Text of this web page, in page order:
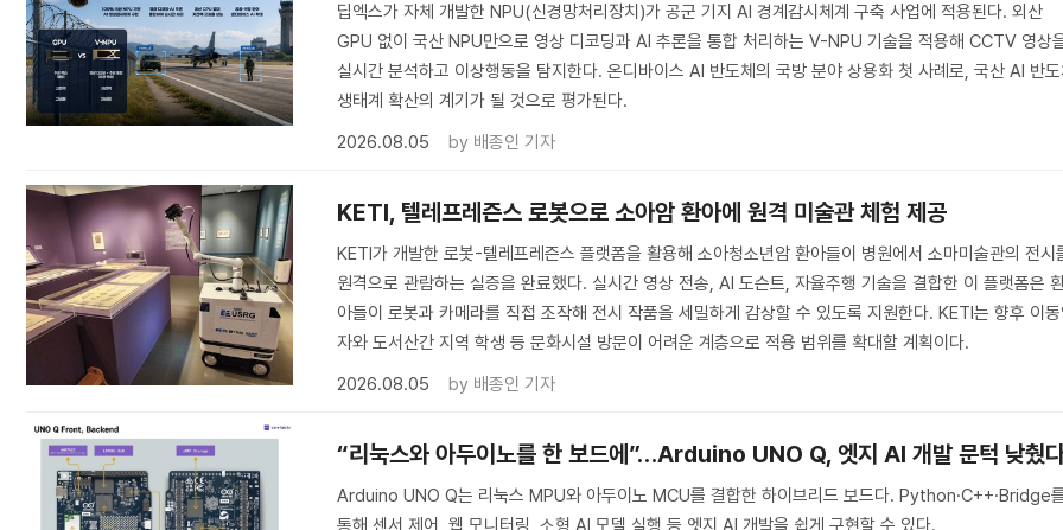
딥엑스가 자체 개발한 NPU(신경망처리장치)가 공군 기지 AI 경계감시체계 구축 사업에 적용된다. 외산
GPU 없이 국산 NPU만으로 영상 디코딩과 AI 추론을 통합 처리하는 V-NPU 기술을 적용해 CCTV 영상
실시간 분석하고 이상행동을 탐지한다. 온디바이스 AI 반도체의 국방 분야 상용화 첫 사례로, 국산 AI 반도
생태계 확산의 계기가 될 것으로 평가된다.
2026.08.05
by 배종인 기자
KETI, 텔레프레즌스 로봇으로 소아암 환아에 원격 미술관 체험 제공
KETI가 개발한 로봇-텔레프레즌스 플랫폼을 활용해 소아청소년암 환아들이 병원에서 소마미술관의 전시
원격으로 관람하는 실증을 완료했다. 실시간 영상 전송, AI 도슨트, 자율주행 기술을 결합한 이 플랫폼은
아들이 로봇과 카메라를 직접 조작해 전시 작품을 세밀하게 감상할 수 있도록 지원한다. KETI는 향후 이
자와 도서산간 지역 학생 등 문화시설 방문이 어려운 계층으로 적용 범위를 확대할 계획이다.
2026.08.05
by 배종인 기자
“리눅스와 아두이노를 한 보드에”…Arduino UNO Q, 엣지 AI 개발 문턱 낮췄
Arduino UNO Q는 리눅스 MPU와 아두이노 MCU를 결합한 하이브리드 보드다. Python·C++·Bridge
통해 센서 제어, 웹 모니터링, 소형 AI 모델 실행 등 엣지 AI 개발을 쉽게 구현할 수 있다.